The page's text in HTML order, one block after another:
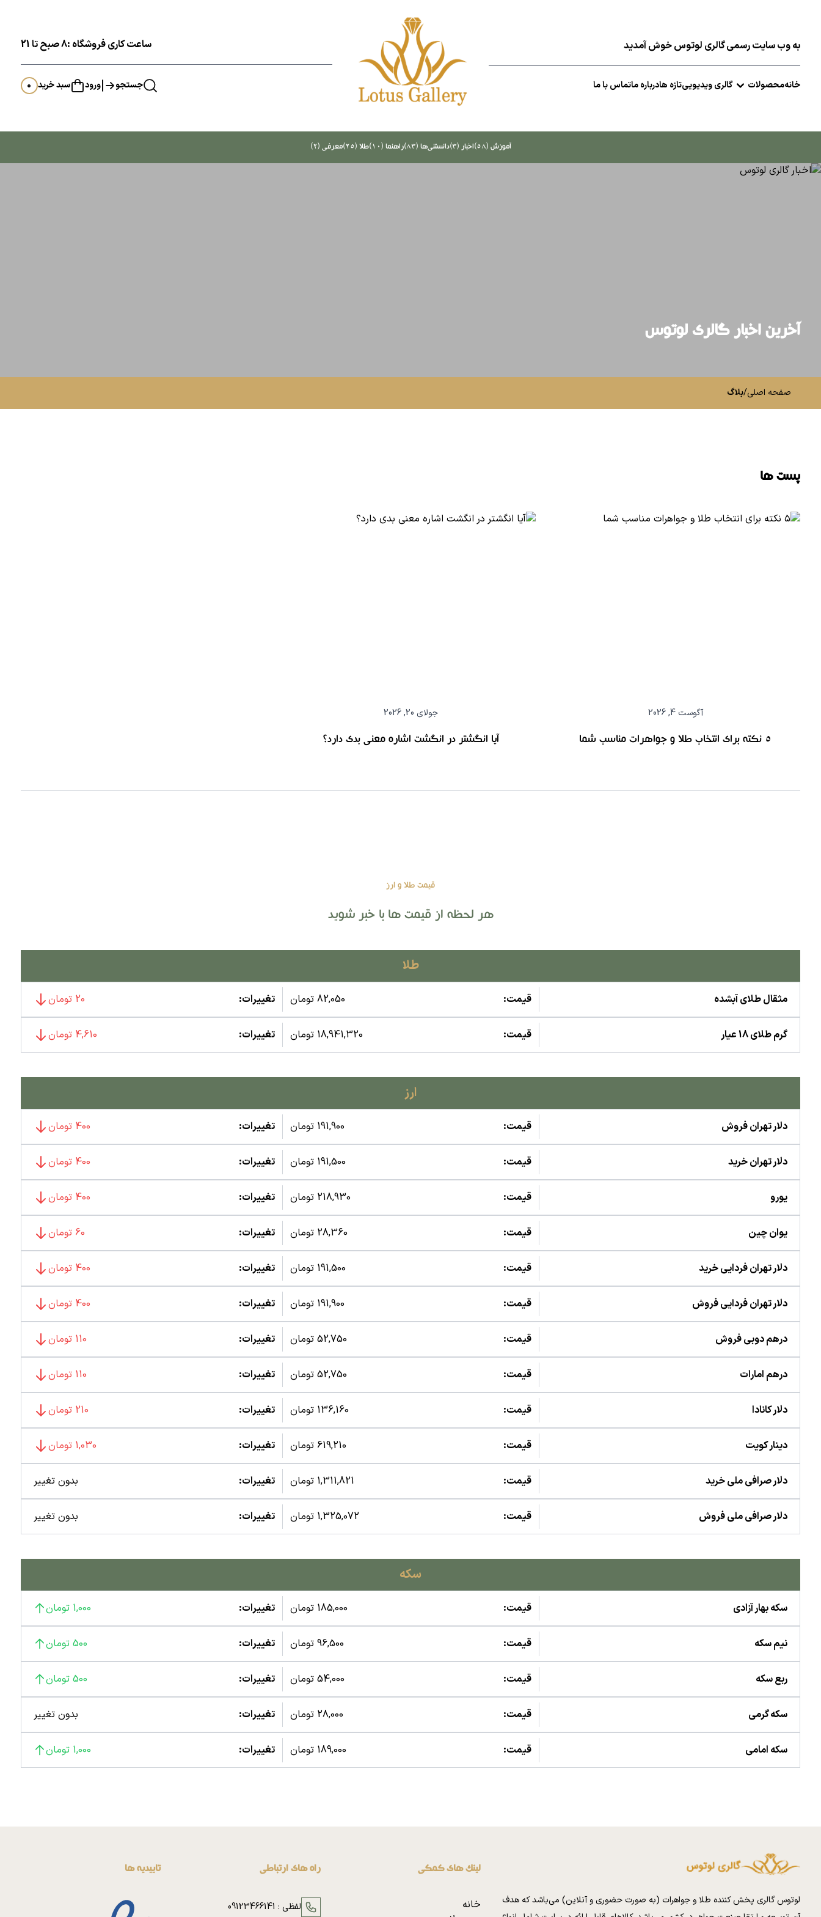
به وب سایت رسمی گالری لوتوس خوش آمدید
خانهمحصولات گالری ویدیوییتازه هادرباره ماتماس با ما
ساعت کاری فروشگاه :8 صبح تا 21
جستجو ورود سبد خرید 0
آموزش (58) اخبار (3) دانستنی‌ها (83) راهنما (10) طلا (25) معرفی (2)
آخرین اخبار گالری لوتوس
صفحه اصلی/بلاگ
پست ها
آگوست 4, 2026
۵ نکته برای انتخاب طلا و جواهرات مناسب شما
جولای 20, 2026
آیا انگشتر در انگشت اشاره معنی بدی دارد؟
قیمت طلا و ارز
هر لحظه از قیمت ها با خبر شوید
طلا
مثقال طلای آبشده قیمت: 82,050 تومان تغییرات: 20 تومان
گرم طلای 18 عیار قیمت: 18,941,320 تومان تغییرات: 4,610 تومان
ارز
دلار تهران فروش قیمت: 191,900 تومان تغییرات: 400 تومان
دلار تهران خرید قیمت: 191,500 تومان تغییرات: 400 تومان
یورو قیمت: 218,930 تومان تغییرات: 400 تومان
یوان چین قیمت: 28,360 تومان تغییرات: 60 تومان
دلار تهران فردایی خرید قیمت: 191,500 تومان تغییرات: 400 تومان
دلار تهران فردایی فروش قیمت: 191,900 تومان تغییرات: 400 تومان
درهم دوبی فروش قیمت: 52,750 تومان تغییرات: 110 تومان
درهم امارات قیمت: 52,750 تومان تغییرات: 110 تومان
دلار کانادا قیمت: 136,160 تومان تغییرات: 210 تومان
دینار کویت قیمت: 619,210 تومان تغییرات: 1,030 تومان
دلار صرافی ملی خرید قیمت: 1,311,821 تومان تغییرات: بدون تغییر
دلار صرافی ملی فروش قیمت: 1,325,072 تومان تغییرات: بدون تغییر
سکه
سکه بهار آزادی قیمت: 185,000 تومان تغییرات: 1,000 تومان
نیم سکه قیمت: 96,500 تومان تغییرات: 500 تومان
ربع سکه قیمت: 54,000 تومان تغییرات: 500 تومان
سکه گرمی قیمت: 28,000 تومان تغییرات: بدون تغییر
سکه امامی قیمت: 189,000 تومان تغییرات: 1,000 تومان
لوتوس گالری پخش کننده طلا و جواهرات (به صورت حضوری و آنلاین) می‌باشد که هدف
لینک های کمکی
خانه
راه های ارتباطی
لفظی : 09123466141
تاییدیه ها